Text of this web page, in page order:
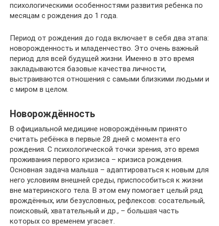
психологическими особенностями развития ребенка по
месяцам с рождения до 1 года.
Период от рождения до года включает в себя два этапа:
новорожденность и младенчество. Это очень важный
период для всей будущей жизни. Именно в это время
закладываются базовые качества личности,
выстраиваются отношения с самыми близкими людьми и
с миром в целом.
Новорождённость
В официальной медицине новорождённым принято
считать ребёнка в первые 28 дней с момента его
рождения. С психологической точки зрения, это время
проживания первого кризиса – кризиса рождения.
Основная задача малыша – адаптироваться к новым для
него условиям внешней среды, приспособиться к жизни
вне материнского тела. В этом ему помогает целый ряд
врождённых, или безусловных, рефлексов: сосательный,
поисковый, хватательный и др., – большая часть
которых со временем угасает.